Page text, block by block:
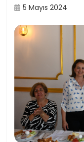
5 Mayıs 2024